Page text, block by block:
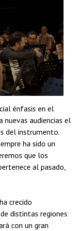
énfasis en el
nuevas audiencias el
del instrumento.
ha sido un
que los
al pasado,
crecido
distintas regiones
con un gran